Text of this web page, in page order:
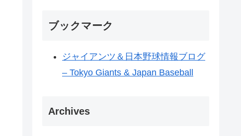
ブックマーク
ジャイアンツ＆日本野球情報ブログ
– Tokyo Giants & Japan Baseball
Archives